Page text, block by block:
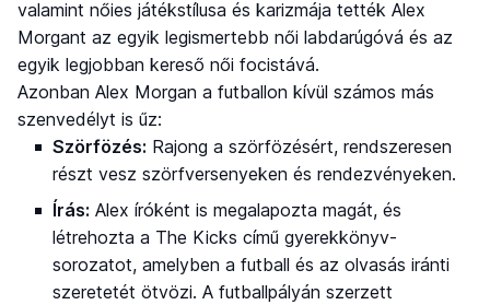
valamint nőies játékstílusa és karizmája tették Alex
Morgant az egyik legismertebb női labdarúgóvá és az
egyik legjobban kereső női focistává.
Azonban Alex Morgan a futballon kívül számos más
szenvedélyt is űz:
Szörfözés: Rajong a szörfözésért, rendszeresen
részt vesz szörfversenyeken és rendezvényeken.
Írás: Alex íróként is megalapozta magát, és
létrehozta a The Kicks című gyerekkönyv-
sorozatot, amelyben a futball és az olvasás iránti
szeretetét ötvözi. A futballpályán szerzett